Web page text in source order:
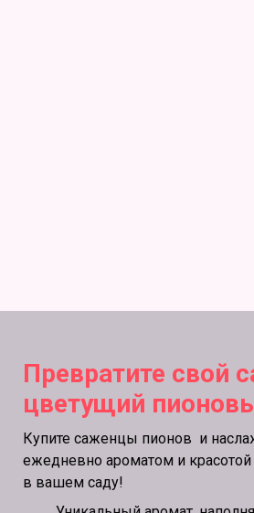
Превратите свой
цветущий
Купите саженцы пионов и
ежедневно ароматом и
в вашем саду!